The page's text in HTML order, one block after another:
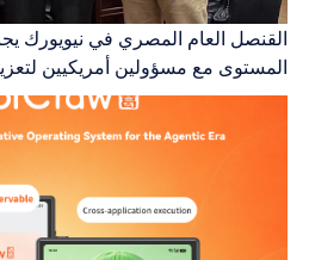
القنصل العام المصري في نيويورك
المستوى مع مسؤولين أمريكيين